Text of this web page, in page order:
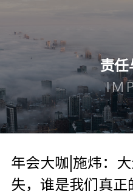
责任
年会大咖|施炜：
失，谁是我们真正